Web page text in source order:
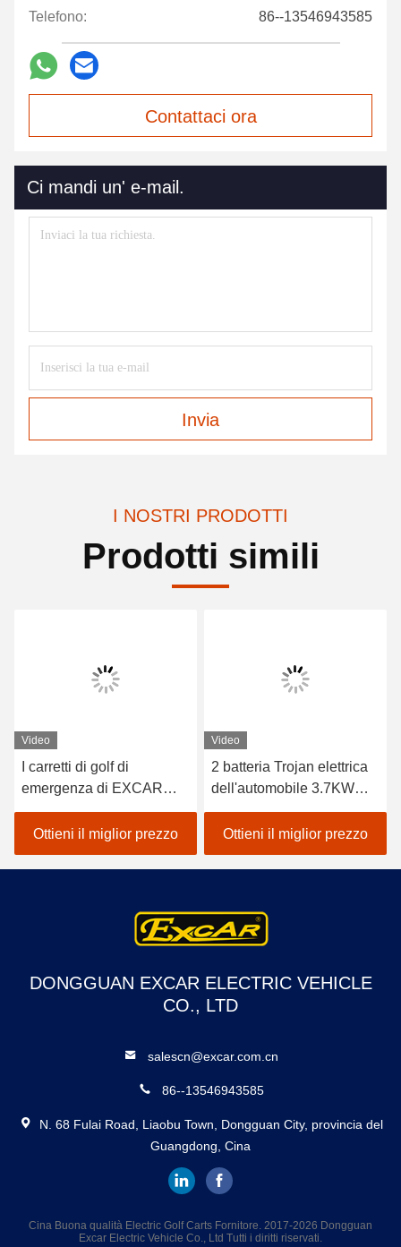
Telefono: 86--13546943585
Contattaci ora
Ci mandi un' e-mail.
Invia
I NOSTRI PRODOTTI
Prodotti simili
Video
I carretti di golf di
emergenza di EXCAR
A1H2/CE con carico
chiuso inseriscono il telaio
di alluminio
Ottieni il miglior prezzo
Video
2 batteria Trojan elettrica
dell'automobile 3.7KW
48V dell'ambulanza di
Seater con il contenitore
di carico
Ottieni il miglior prezzo
DONGGUAN EXCAR ELECTRIC VEHICLE
CO., LTD
salescn@excar.com.cn
86--13546943585
N. 68 Fulai Road, Liaobu Town, Dongguan City, provincia del
Guangdong, Cina
Cina Buona qualità Electric Golf Carts Fornitore. 2017-2026 Dongguan
Excar Electric Vehicle Co., Ltd Tutti i diritti riservati.